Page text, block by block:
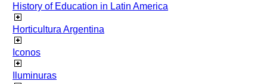
History of Education in Latin America
Horticultura Argentina
Iconos
Iluminuras